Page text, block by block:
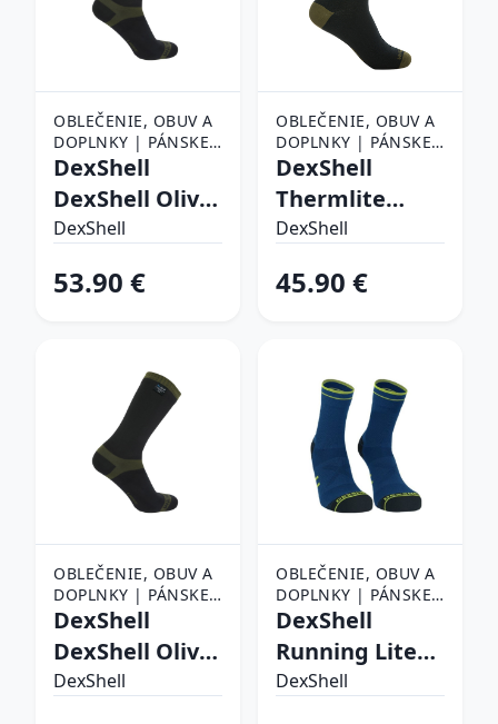
OBLEČENIE, OBUV A
DOPLNKY | PÁNSKE
OBLEČENIE |
DexShell
DexShell Olive
- M (39-42)
DexShell
53.90 €
OBLEČENIE, OBUV A
DOPLNKY | PÁNSKE
OBLEČENIE |
DexShell
Thermlite
Olive Green - M
DexShell
45.90 €
OBLEČENIE, OBUV A
DOPLNKY | PÁNSKE
OBLEČENIE |
DexShell
DexShell Olive
- L (43-46)
DexShell
OBLEČENIE, OBUV A
DOPLNKY | PÁNSKE
OBLEČENIE |
DexShell
Running Lite
2.0 Mallard
DexShell